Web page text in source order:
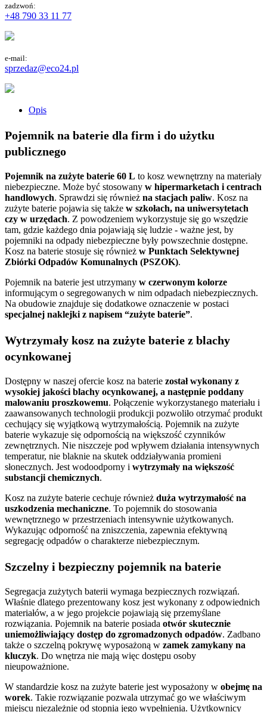
zadzwoń:
+48 790 33 11 77
e-mail:
sprzedaz@eco24.pl
Opis
Pojemnik na baterie dla firm i do użytku
publicznego
Pojemnik na zużyte baterie 60 L to kosz wewnętrzny na materiały
niebezpieczne. Może być stosowany w hipermarketach i centrach
handlowych. Sprawdzi się również na stacjach paliw. Kosz na
zużyte baterie pojawia się także w szkołach, na uniwersytetach
czy w urzędach. Z powodzeniem wykorzystuje się go wszędzie
tam, gdzie każdego dnia pojawiają się ludzie - ważne jest, by
pojemniki na odpady niebezpieczne były powszechnie dostępne.
Kosz na baterie stosuje się również w Punktach Selektywnej
Zbiórki Odpadów Komunalnych (PSZOK).
Pojemnik na baterie jest utrzymany w czerwonym kolorze
informującym o segregowanych w nim odpadach niebezpiecznych.
Na obudowie znajduje się dodatkowe oznaczenie w postaci
specjalnej naklejki z napisem “zużyte baterie”.
Wytrzymały kosz na zużyte baterie z blachy
ocynkowanej
Dostępny w naszej ofercie kosz na baterie został wykonany z
wysokiej jakości blachy ocynkowanej, a następnie poddany
malowaniu proszkowemu. Połączenie wykorzystanego materiału i
zaawansowanych technologii produkcji pozwoliło otrzymać produkt
cechujący się wyjątkową wytrzymałością. Pojemnik na zużyte
baterie wykazuje się odpornością na większość czynników
zewnętrznych. Nie niszczeje pod wpływem działania intensywnych
temperatur, nie blaknie na skutek oddziaływania promieni
słonecznych. Jest wodoodporny i wytrzymały na większość
substancji chemicznych.
Kosz na zużyte baterie cechuje również duża wytrzymałość na
uszkodzenia mechaniczne. To pojemnik do stosowania
wewnętrznego w przestrzeniach intensywnie użytkowanych.
Wykazując odporność na zniszczenia, zapewnia efektywną
segregację odpadów o charakterze niebezpiecznym.
Szczelny i bezpieczny pojemnik na baterie
Segregacja zużytych baterii wymaga bezpiecznych rozwiązań.
Właśnie dlatego prezentowany kosz jest wykonany z odpowiednich
materiałów, a w jego projekcie pojawiają się przemyślane
rozwiązania. Pojemnik na baterie posiada otwór skutecznie
uniemożliwiający dostęp do zgromadzonych odpadów. Zadbano
także o szczelną pokrywę wyposażoną w zamek zamykany na
kluczyk. Do wnętrza nie mają więc dostępu osoby
nieupoważnione.
W standardzie kosz na zużyte baterie jest wyposażony w obejmę na
worek. Takie rozwiązanie pozwala utrzymać go we właściwym
miejscu niezależnie od stopnia jego wypełnienia. Użytkownicy